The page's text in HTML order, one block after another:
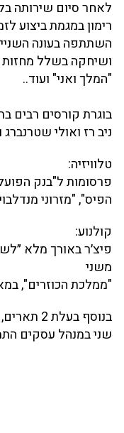
לאחר סיום שירותה
רימון במגמת ביצוע
השתתפה בעונה
ושיחקה בשלל מחזות
"המלך ואני" ועוד..
בוגרת קורסים רבים
ניב רז ואולי
טלוויזיה:
פרסומות ל"בנק
הפיס", "מזרוני
קולנוע:
פיצ׳ר באורך מלא
משני
"ממלכת הכוזרים",
בנוסף
שני במנהל עסקים